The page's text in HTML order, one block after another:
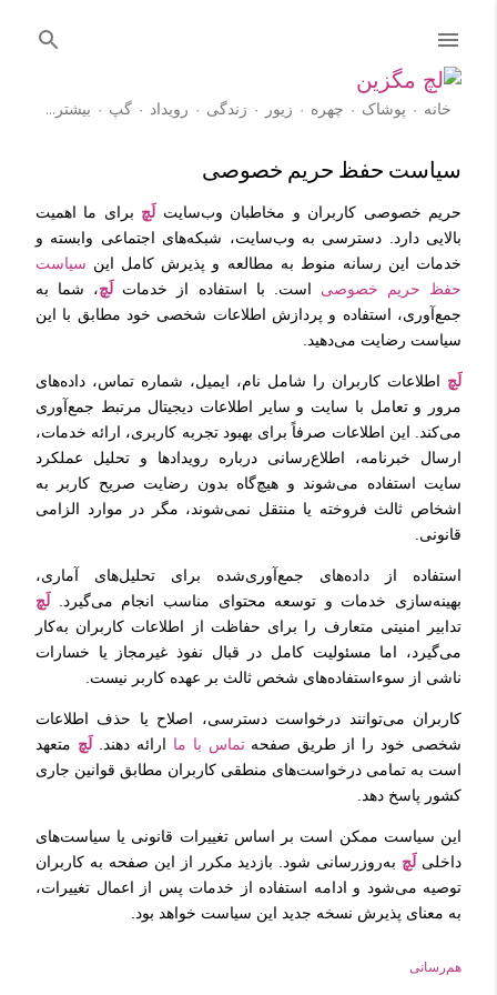
خانه پوشاک چهره زیور زندگی رویداد گپ
‏بیشتر…
سیاست حفظ حریم خصوصی
حریم خصوصی کاربران و مخاطبان وب‌سایت لَچ برای ما اهمیت
بالایی دارد. دسترسی به وب‌سایت، شبکه‌های اجتماعی وابسته و
خدمات این رسانه منوط به مطالعه و پذیرش کامل این سیاست
حفظ حریم خصوصی است. با استفاده از خدمات لَچ، شما به
جمع‌آوری، استفاده و پردازش اطلاعات شخصی خود مطابق با این
سیاست رضایت می‌دهید.
لَچ اطلاعات کاربران را شامل نام، ایمیل، شماره تماس، داده‌های
مرور و تعامل با سایت و سایر اطلاعات دیجیتال مرتبط جمع‌آوری
می‌کند. این اطلاعات صرفاً برای بهبود تجربه کاربری، ارائه خدمات،
ارسال خبرنامه، اطلاع‌رسانی درباره رویدادها و تحلیل عملکرد
سایت استفاده می‌شوند و هیچ‌گاه بدون رضایت صریح کاربر به
اشخاص ثالث فروخته یا منتقل نمی‌شوند، مگر در موارد الزامی
قانونی.
استفاده از داده‌های جمع‌آوری‌شده برای تحلیل‌های آماری،
بهینه‌سازی خدمات و توسعه محتوای مناسب انجام می‌گیرد. لَچ
تدابیر امنیتی متعارف را برای حفاظت از اطلاعات کاربران به‌کار
می‌گیرد، اما مسئولیت کامل در قبال نفوذ غیرمجاز یا خسارات
ناشی از سوءاستفاده‌های شخص ثالث بر عهده کاربر نیست.
کاربران می‌توانند درخواست دسترسی، اصلاح یا حذف اطلاعات
شخصی خود را از طریق صفحهتماس با ما ارائه دهند.لَچ متعهد
است به تمامی درخواست‌های منطقی کاربران مطابق قوانین جاری
کشور پاسخ دهد.
این سیاست ممکن است بر اساس تغییرات قانونی یا سیاست‌های
داخلی لَچ به‌روزرسانی شود. بازدید مکرر از این صفحه به کاربران
توصیه می‌شود و ادامه استفاده از خدمات پس از اعمال تغییرات،
به معنای پذیرش نسخه جدید این سیاست خواهد بود.
هم‌رسانی